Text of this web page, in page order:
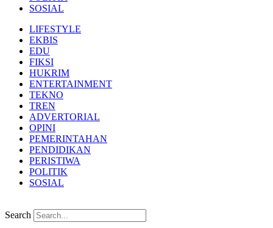
SOSIAL
LIFESTYLE
EKBIS
EDU
FIKSI
HUKRIM
ENTERTAINMENT
TEKNO
TREN
ADVERTORIAL
OPINI
PEMERINTAHAN
PENDIDIKAN
PERISTIWA
POLITIK
SOSIAL
Search